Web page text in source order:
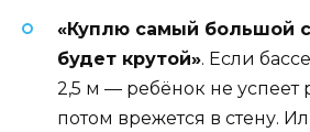
«Куплю самый большой
будет крутой». Если
2,5 м — ребёнок не успеет
потом врежется в стену.